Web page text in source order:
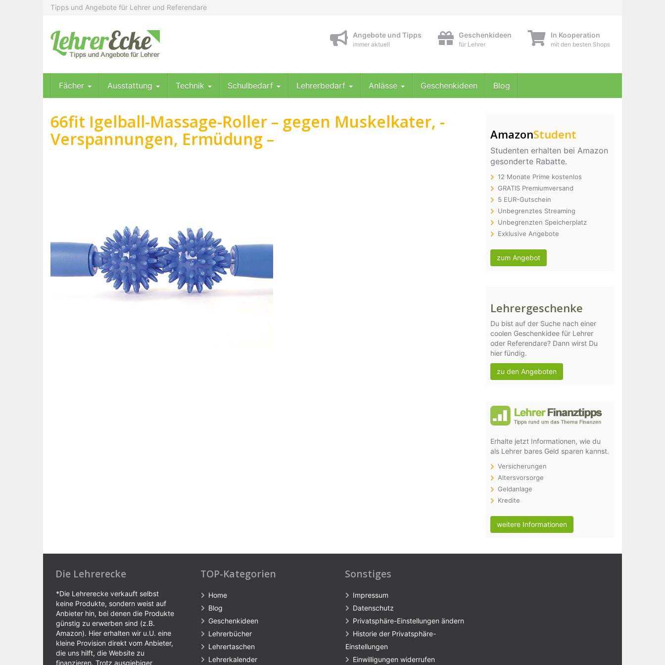
Tipps und Angebote für Lehrer und Referendare
Angebote und Tipps
immer aktuell
Geschenkideen
für Lehrer
In Kooperation
mit den besten Shops
Fächer Ausstattung Technik Schulbedarf Lehrerbedarf Anlässe Geschenkideen Blog
66fit Igelball-Massage-Roller – gegen Muskelkater, -
Verspannungen, Ermüdung –
AmazonStudent
Studenten erhalten bei Amazon
gesonderte Rabatte.
12 Monate Prime kostenlos
GRATIS Premiumversand
5 EUR-Gutschein
Unbegrenztes Streaming
Unbegrenzten Speicherplatz
Exklusive Angebote
zum Angebot
Lehrergeschenke
Du bist auf der Suche nach einer
coolen Geschenkidee für Lehrer
oder Referendare? Dann wirst Du
hier fündig.
zu den Angeboten
Erhalte jetzt Informationen, wie du
als Lehrer bares Geld sparen kannst.
Versicherungen
Altersvorsorge
Geldanlage
Kredite
weitere Informationen
Die Lehrerecke
*Die Lehrerecke verkauft selbst
keine Produkte, sondern weist auf
Anbieter hin, bei denen die Produkte
günstig zu erwerben sind (z.B.
Amazon). Hier erhalten wir u.U. eine
kleine Provision direkt vom Anbieter,
die uns hilft, die Website zu
finanzieren. Trotz ausgiebiger
TOP-Kategorien
Home
Blog
Geschenkideen
Lehrerbücher
Lehrertaschen
Lehrerkalender
Sonstiges
Impressum
Datenschutz
Privatsphäre-Einstellungen ändern
Historie der Privatsphäre-
Einstellungen
Einwilligungen widerrufen